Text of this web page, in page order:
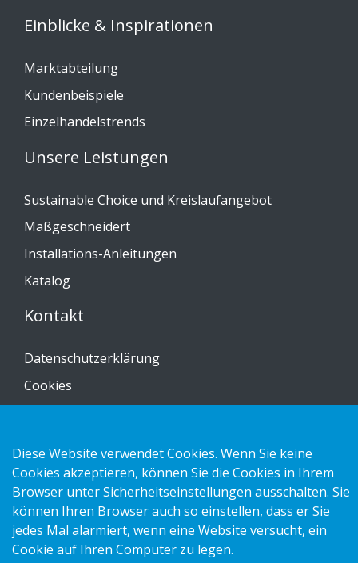
Einblicke & Inspirationen
Marktabteilung
Kundenbeispiele
Einzelhandelstrends
Unsere Leistungen
Sustainable Choice und Kreislaufangebot
Maßgeschneidert
Installations-Anleitungen
Katalog
Kontakt
Datenschutzerklärung
Cookies
Copyright 2026 HL Display AB. All rights reserved.
Diese Website verwendet Cookies. Wenn Sie keine
Cookies akzeptieren, können Sie die Cookies in Ihrem
Browser unter Sicherheitseinstellungen ausschalten. Sie
können Ihren Browser auch so einstellen, dass er Sie
jedes Mal alarmiert, wenn eine Website versucht, ein
Cookie auf Ihren Computer zu legen.